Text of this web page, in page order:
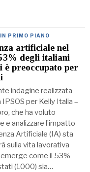
IN PRIMO PIANO
artificiale nel
degli italiani
è preoccupato per
indagine realizzata
per Kelly Italia –
che ha voluto
e analizzare l’impatto
Artificiale (IA) sta
sulla vita lavorativa
come il 53%
(1000) sia…